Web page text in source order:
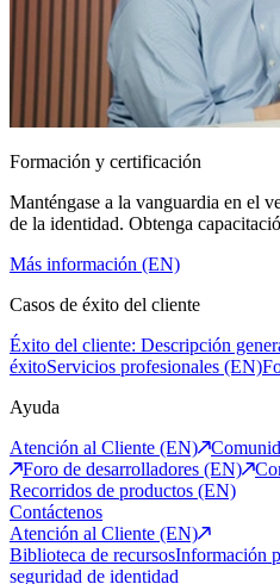
Formación y certificación
Manténgase a la vanguardia en el
de la identidad. Obtenga
Más información (EN)
Casos de éxito del cliente
Éxito del cliente: Descripción
éxitoServicios profesionales (EN)
Ayuda
Atención al Cliente (EN)
Foro de desarrolladores (EN)
Recorridos de productos (EN)
Contáctenos
Atención al Cliente (EN)
Biblioteca de recursosInformación
seguridad de identidad